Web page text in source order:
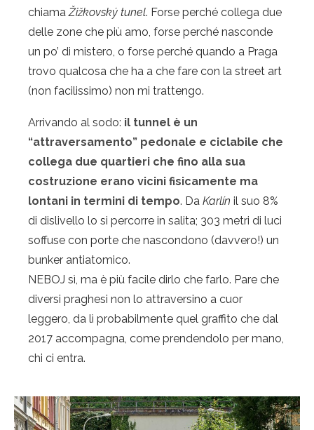
chiama Žižkovský tunel. Forse perché collega due
delle zone che più amo, forse perché nasconde
un po’ di mistero, o forse perché quando a Praga
trovo qualcosa che ha a che fare con la street art
(non facilissimo) non mi trattengo.
Arrivando al sodo: il tunnel è un
“attraversamento” pedonale e ciclabile che
collega due quartieri che fino alla sua
costruzione erano vicini fisicamente ma
lontani in termini di tempo. Da Karlín il suo 8%
di dislivello lo si percorre in salita; 303 metri di luci
soffuse con porte che nascondono (davvero!) un
bunker antiatomico.
NEBOJ sì, ma è più facile dirlo che farlo. Pare che
diversi praghesi non lo attraversino a cuor
leggero, da lì probabilmente quel graffito che dal
2017 accompagna, come prendendolo per mano,
chi ci entra.
Privacy & Cookies Policy